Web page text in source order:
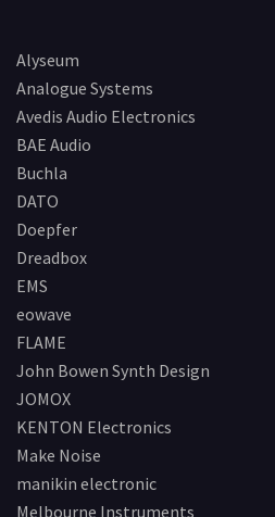
Alyseum
Analogue Systems
Avedis Audio Electronics
BAE Audio
Buchla
DATO
Doepfer
Dreadbox
EMS
eowave
FLAME
John Bowen Synth Design
JOMOX
KENTON Electronics
Make Noise
manikin electronic
Melbourne Instruments